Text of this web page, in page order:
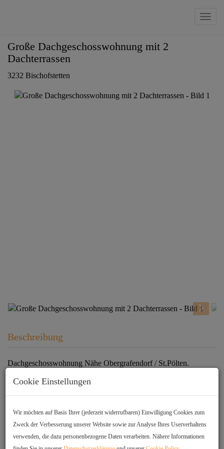
Große Dachgeschosswohnung mit 2
Dachterrassen
3232 Bischofstetten
Beschreibung
Dachgeschosswohnung Nähe Obergrafendorf / St.Pölten.
Die Wohnung im Ausmaß von 102 m2 liegt im 2.Stock und
gliedert sich folgerndermassen auf:
* Vorraum mit Garderobe
Cookie Einstellungen
Wir möchten auf Basis Ihrer (jederzeit widerrufbaren) Einwilligung Cookies zum
Zweck der Verbesserung unserer Website sowie zur Analyse Ihres Userverhaltens
verwenden, die dazu personenbezogene Daten verarbeiten. Nähere Informationen